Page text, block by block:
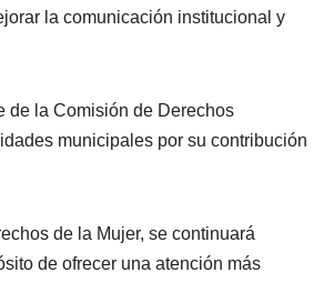
la comunicación institucional y
de la Comisión de Derechos
municipales por su contribución
de la Mujer, se continuará
de ofrecer una atención más